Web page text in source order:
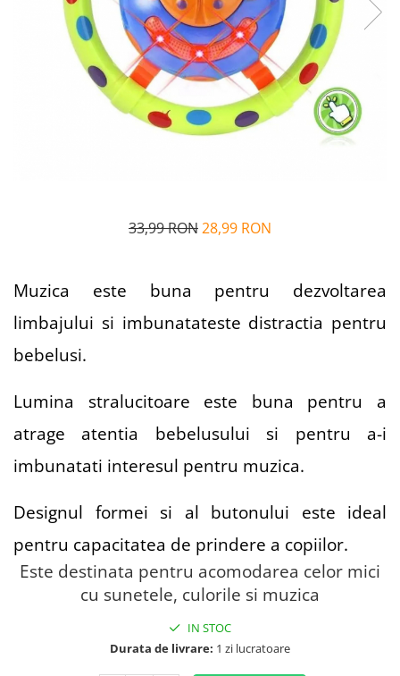
Alfabet si matematica
Jocuri de memorie si inteligenta
Seria Lectia de sanatate
Editura Litera
Editura Galaxia Copiilor
33,99 RON28,99 RON
Muzica este buna pentru dezvoltarea
limbajului si imbunatateste distractia pentru
bebelusi.
Lumina stralucitoare este buna pentru a
atrage atentia bebelusului si pentru a-i
imbunatati interesul pentru muzica.
Designul formei si al butonului este ideal
pentru capacitatea de prindere a copiilor.
Este destinata pentru acomodarea celor mici
cu sunetele, culorile si muzica
IN STOC
Durata de livrare: 1 zi lucratoare